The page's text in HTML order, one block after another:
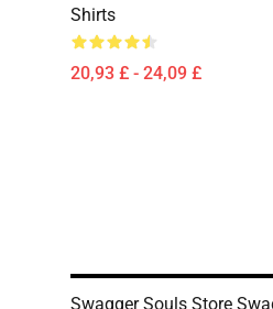
Shirts
20,93 £ - 24,09 £
Swagger Souls Store